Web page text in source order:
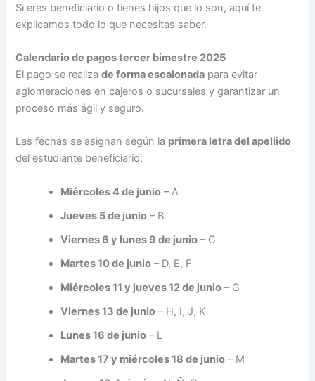
Si eres beneficiario o tienes hijos que lo son, aquí te
explicamos todo lo que necesitas saber.
Calendario de pagos tercer bimestre 2025
El pago se realizade forma escalonada para evitar
aglomeraciones en cajeros o sucursales y garantizar un
proceso más ágil y seguro.
Las fechas se asignan según la primera letra del apellido
del estudiante beneficiario:
Miércoles 4 de junio – A
Jueves 5 de junio – B
Viernes 6 y lunes 9 de junio – C
Martes 10 de junio – D, E, F
Miércoles 11 y jueves 12 de junio – G
Viernes 13 de junio – H, I, J, K
Lunes 16 de junio – L
Martes 17 y miércoles 18 de junio – M